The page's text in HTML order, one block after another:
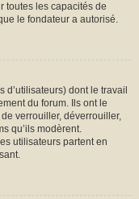
toutes les capacités de
le fondateur a autorisé.
dont le travail
du forum. Ils ont le
verrouiller, déverrouiller,
qu’ils modèrent.
utilisateurs partent en